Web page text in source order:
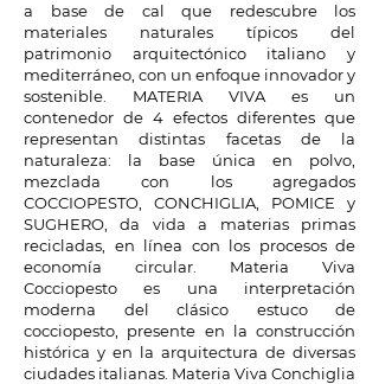
a base de cal que redescubre los
materiales naturales típicos del
patrimonio arquitectónico italiano y
mediterráneo, con un enfoque innovador y
sostenible. MATERIA VIVA es un
contenedor de 4 efectos diferentes que
representan distintas facetas de la
naturaleza: la base única en polvo,
mezclada con los agregados
COCCIOPESTO, CONCHIGLIA, POMICE y
SUGHERO, da vida a materias primas
recicladas, en línea con los procesos de
economía circular. Materia Viva
Cocciopesto es una interpretación
moderna del clásico estuco de
cocciopesto, presente en la construcción
histórica y en la arquitectura de diversas
ciudades italianas. Materia Viva Conchiglia